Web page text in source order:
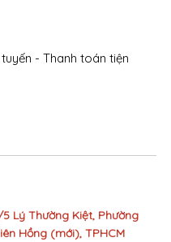
- Thanh toán tiện
Lý Thường Kiệt, Phường
Hồng (mới), TPHCM